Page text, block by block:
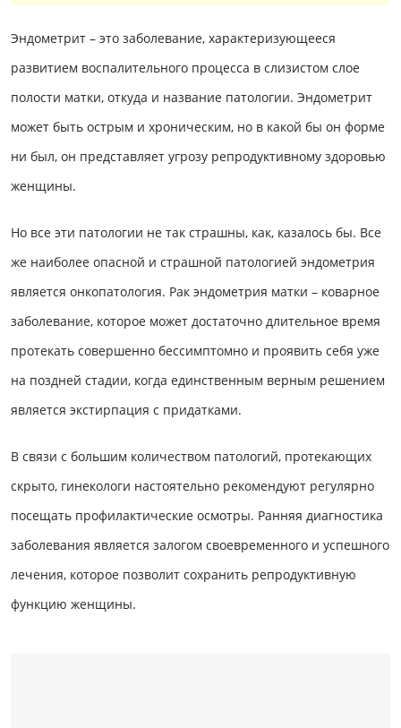
Эндометрит – это заболевание, характеризующееся
развитием воспалительного процесса в слизистом слое
полости матки, откуда и название патологии. Эндометрит
может быть острым и хроническим, но в какой бы он форме
ни был, он представляет угрозу репродуктивному здоровью
женщины.
Но все эти патологии не так страшны, как, казалось бы. Все
же наиболее опасной и страшной патологией эндометрия
является онкопатология. Рак эндометрия матки – коварное
заболевание, которое может достаточно длительное время
протекать совершенно бессимптомно и проявить себя уже
на поздней стадии, когда единственным верным решением
является экстирпация с придатками.
В связи с большим количеством патологий, протекающих
скрыто, гинекологи настоятельно рекомендуют регулярно
посещать профилактические осмотры. Ранняя диагностика
заболевания является залогом своевременного и успешного
лечения, которое позволит сохранить репродуктивную
функцию женщины.